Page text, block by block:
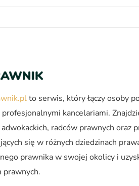
to serwis, który łączy osoby
kancelariami.
radców prawnych oraz
się w różnych dziedzinach
prawnika w swojej okolicy i
prawnych.